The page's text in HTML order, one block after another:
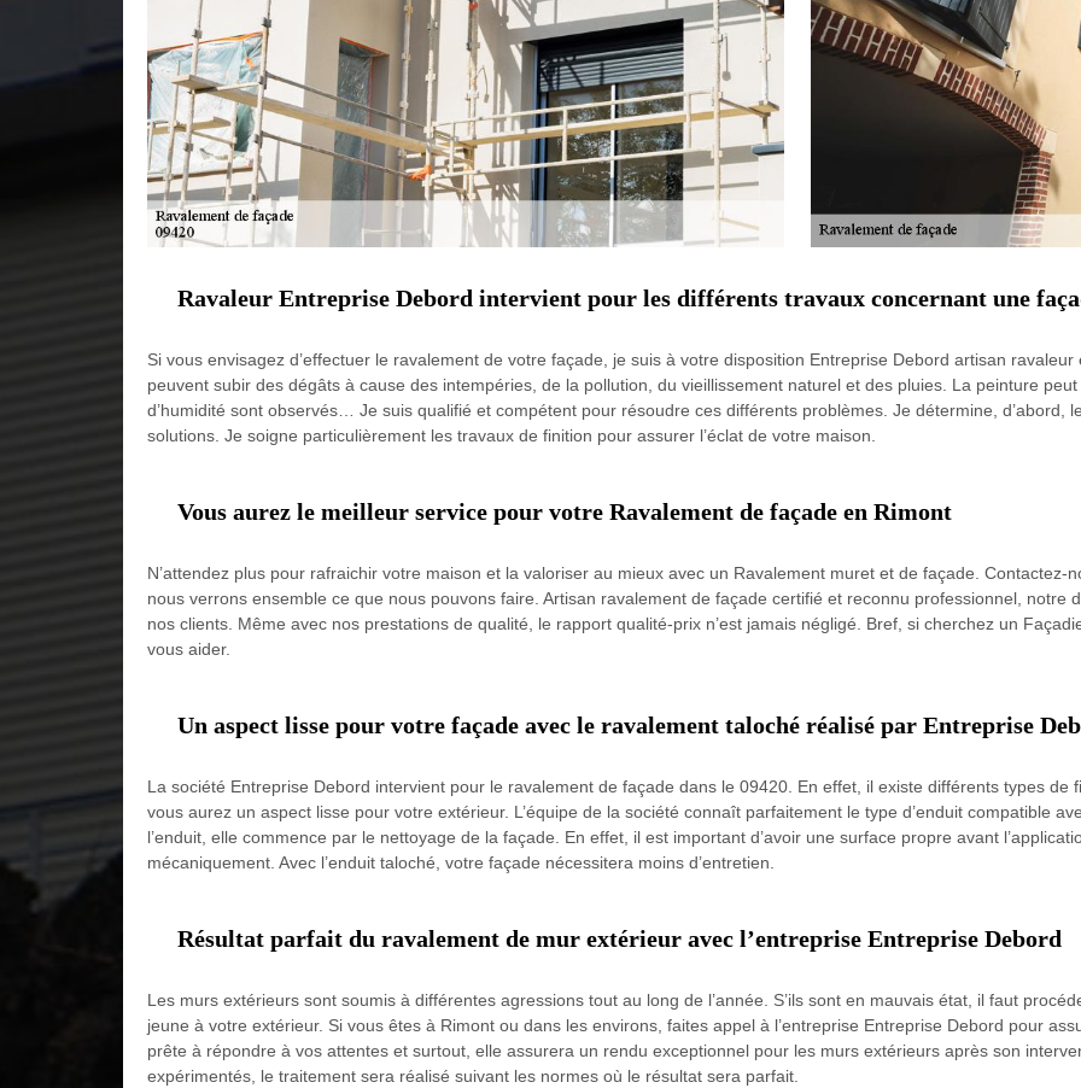
Ravaleur Entreprise Debord intervient pour les différents travaux concernant une
Si vous envisagez d’effectuer le ravalement de votre façade, je suis à votre disposition Entreprise Debord artisan
peuvent subir des dégâts à cause des intempéries, de la pollution, du vieillissement naturel et des pluies. La peinture
d’humidité sont observés… Je suis qualifié et compétent pour résoudre ces différents problèmes. Je détermine, d’abord,
solutions. Je soigne particulièrement les travaux de finition pour assurer l’éclat de votre maison.
Vous aurez le meilleur service pour votre Ravalement de façade en Rimont
N’attendez plus pour rafraichir votre maison et la valoriser au mieux avec un Ravalement muret et de façade.
nous verrons ensemble ce que nous pouvons faire. Artisan ravalement de façade certifié et reconnu professionnel, notre
nos clients. Même avec nos prestations de qualité, le rapport qualité-prix n’est jamais négligé. Bref, si cherchez un
vous aider.
Un aspect lisse pour votre façade avec le ravalement taloché réalisé par Entreprise
La société Entreprise Debord intervient pour le ravalement de façade dans le 09420. En effet, il existe différents types
vous aurez un aspect lisse pour votre extérieur. L’équipe de la société connaît parfaitement le type d’enduit compatible
l’enduit, elle commence par le nettoyage de la façade. En effet, il est important d’avoir une surface propre avant
mécaniquement. Avec l’enduit taloché, votre façade nécessitera moins d’entretien.
Résultat parfait du ravalement de mur extérieur avec l’entreprise Entreprise Debord
Les murs extérieurs sont soumis à différentes agressions tout au long de l’année. S’ils sont en mauvais état, il faut
jeune à votre extérieur. Si vous êtes à Rimont ou dans les environs, faites appel à l’entreprise Entreprise Debord pour
prête à répondre à vos attentes et surtout, elle assurera un rendu exceptionnel pour les murs extérieurs après son
expérimentés, le traitement sera réalisé suivant les normes où le résultat sera parfait.